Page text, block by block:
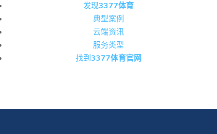
发现3377体育
典型案例
云端资讯
服务类型
找到3377体育官网